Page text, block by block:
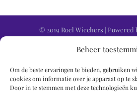
Beheer
Om de beste ervaringen te bieden, gebruiken
cookies om informatie over je apparaat op te
Door in te stemmen met deze technologieën
© 2019 Roel Wiechers | Powered